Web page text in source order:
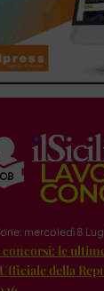
mercoledì 8
concorsi: le
della